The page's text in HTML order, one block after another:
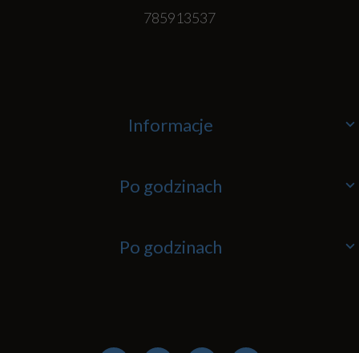
785913537
Informacje
Po godzinach
Po godzinach